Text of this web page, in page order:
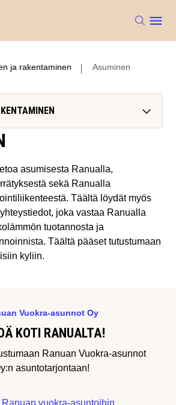
ja rakentaminen Asuminen
asumisesta Ranualla,
sekä Ranualla
Täältä löydät myös
joka vastaa Ranualla
tuotannosta ja
Täältä pääset tutustumaan
kyliin.
Vuokra-asunnot Oy
KOTI RANUALTA!
Ranuan Vuokra-asunnot
asuntotarjontaan!
Ranuan vuokra-asuntoihin